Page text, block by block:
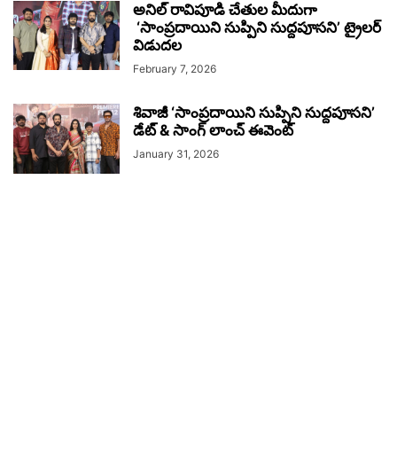
అనిల్ రావిపూడి చేతుల మీదుగా
‘సాంప్రదాయిని సుప్పిని సుద్దపూసని’ ట్రైలర్
విడుదల
February 7, 2026
శివాజీ ‘సాంప్రదాయిని సుప్పిని సుద్దపూసని’
డేట్ & సాంగ్ లాంచ్ ఈవెంట్
January 31, 2026